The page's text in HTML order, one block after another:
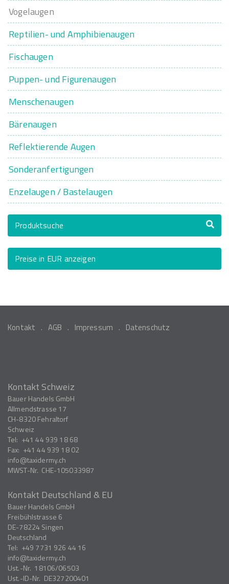
Vogelaugen
Reptilien- und Amphibienaugen
Fischaugen
Puppen- und Figurenaugen
Menschenaugen
Bärenaugen
Reflektierende Augen
Sonderanfertigungen
Enzelaugen / Bastelaugen
Produktsuche
Preise in EUR anzeigen
Kontakt AGB Impressum Datenschutz
Kontakt Schweiz
Bauer Handels GmbH
Allmendstrasse 17
CH-8320Fehraltorf
Schweiz
Tel: +41 44 939 18 68
Fax: +41 44 939 18 02
info
taxidermy.ch
MWST-Nr. CHE-105033987
Kontakt Deutschland & EU
Bauer Handels GmbH
Freibühlstrasse 6
DE-78224 Singen
Deutschland
Tel: +49 7731 926 44 16
info
taxidermy.ch
Ust.-Nr. 18106/06503
Ust.-ID-Nr. DE327200401